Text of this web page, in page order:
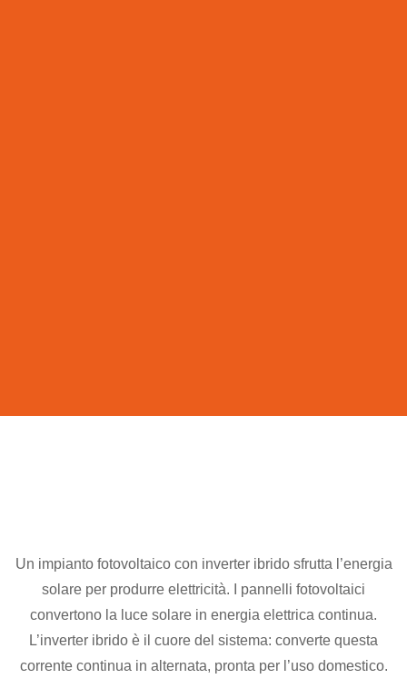
Un impianto fotovoltaico con inverter ibrido sfrutta l’energia
solare per produrre elettricità. I pannelli fotovoltaici
convertono la luce solare in energia elettrica continua.
L’inverter ibrido è il cuore del sistema: converte questa
corrente continua in alternata, pronta per l’uso domestico.